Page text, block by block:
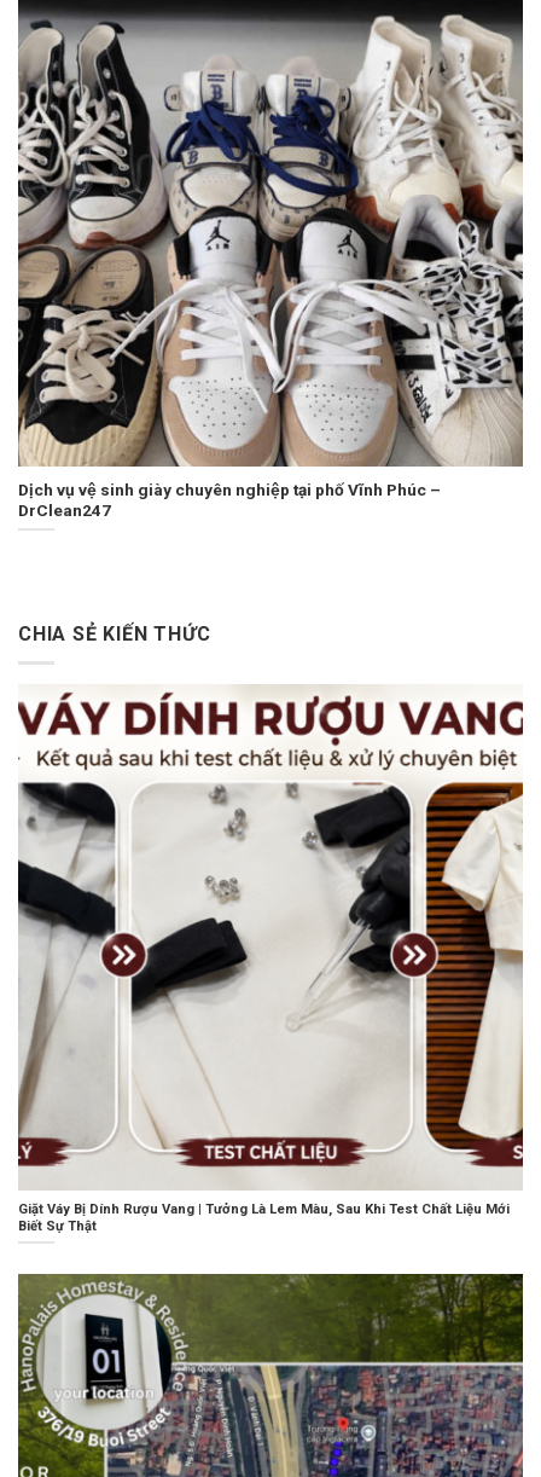
Dịch vụ vệ sinh giày chuyên nghiệp tại phố Vĩnh Phúc –
DrClean247
CHIA SẺ KIẾN THỨC
Giặt Váy Bị Dính Rượu Vang | Tưởng Là Lem Màu, Sau Khi Test Chất Liệu Mới
Biết Sự Thật